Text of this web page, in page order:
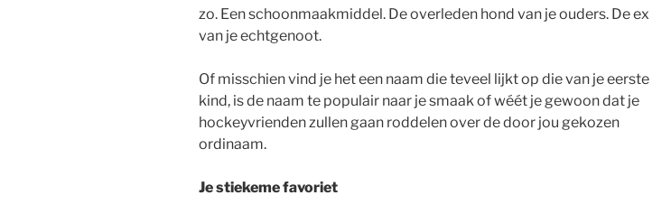
zo. Een schoonmaakmiddel. De overleden hond van je ouders. De ex
van je echtgenoot.
Of misschien vind je het een naam die teveel lijkt op die van je eerste
kind, is de naam te populair naar je smaak of wéét je gewoon dat je
hockeyvrienden zullen gaan roddelen over de door jou gekozen
ordinaam.
Je stiekeme favoriet